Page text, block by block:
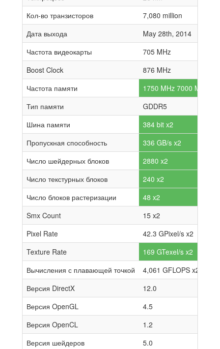
Кол-во транзисторов
7,080 million
Дата выхода
May 28th, 2014
Частота видеокарты
705 MHz
Boost Clock
876 MHz
Частота памяти
1750 MHz 7000 MHz
Тип памяти
GDDR5
Шина памяти
384 bit x2
Пропускная способность
336 GB/s x2
Число шейдерных блоков
2880 x2
Число текстурных блоков
240 x2
Число блоков растеризации
48 x2
Smx Count
15 x2
Pixel Rate
42.3 GPixel/s x2
Texture Rate
169 GTexel/s x2
Вычисления с плавающей точкой
4,061 GFLOPS x2
Версия DirectX
12.0
Версия OpenGL
4.5
Версия OpenCL
1.2
Версия шейдеров
5.0